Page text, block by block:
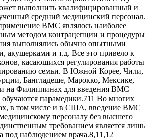
выполнить квалифицированный и
средний медицинский персонал.
ВМС являлось наиболее
методом контрацепции и процедуры
выполнялись обычно опытными
акушерками и т.д. Все это привело к
касающихся регулирования работы
семьи. В Южной Корее, Чили,
Бангладеше, Марокко, Мексике,
на Филиппинах для введения ВМС
обучаются парамедики.711 Во многих
в том числе и в США, введение ВМС
персоналу без высшего
требованием является лишь
под наблюдением врача.8,11,12